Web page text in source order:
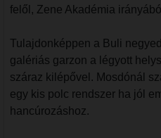
felől, Zene Akadémia
Tulajdonképpen a Buli
galériás garzon a légyott
száraz kilépővel. Mosdónál
egy kis polc rendszer ha jól
hancúrozáshoz.